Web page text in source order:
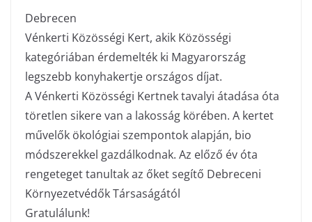
Debrecen
Vénkerti Közösségi Kert, akik Közösségi
kategóriában érdemelték ki Magyarország
legszebb konyhakertje országos díjat.
A Vénkerti Közösségi Kertnek tavalyi átadása óta
töretlen sikere van a lakosság körében. A kertet
művelők ökológiai szempontok alapján, bio
módszerekkel gazdálkodnak. Az előző év óta
rengeteget tanultak az őket segítő Debreceni
Környezetvédők Társaságától
Gratulálunk!